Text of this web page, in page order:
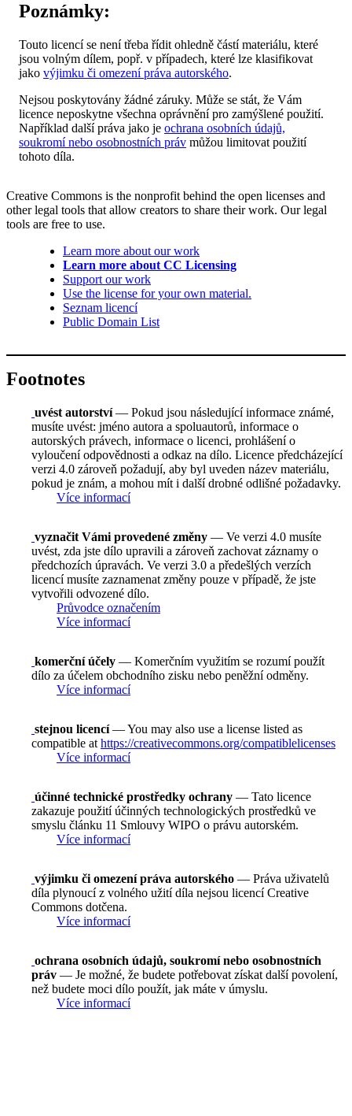
Poznámky:
Touto licencí se není třeba řídit ohledně částí materiálu, které
jsou volným dílem, popř. v případech, které lze klasifikovat
jako výjimku či omezení práva autorského.
Nejsou poskytovány žádné záruky. Může se stát, že Vám
licence neposkytne všechna oprávnění pro zamýšlené použití.
Například další práva jako je ochrana osobních údajů,
soukromí nebo osobnostních práv můžou limitovat použití
tohoto díla.
Creative Commons is the nonprofit behind the open licenses and
other legal tools that allow creators to share their work. Our legal
tools are free to use.
Learn more about our work
Learn more about CC Licensing
Support our work
Use the license for your own material.
Seznam licencí
Public Domain List
Footnotes
uvést autorství— Pokud jsou následující informace známé,
musíte uvést: jméno autora a spoluautorů, informace o
autorských právech, informace o licenci, prohlášení o
vyloučení odpovědnosti a odkaz na dílo. Licence předcházející
verzi 4.0 zároveň požadují, aby byl uveden název materiálu,
pokud je znám, a mohou mít i další drobné odlišné požadavky.
Více informací
vyznačit Vámi provedené změny — Ve verzi 4.0 musíte
uvést, zda jste dílo upravili a zároveň zachovat záznamy o
předchozích úpravách. Ve verzi 3.0 a předešlých verzích
licencí musíte zaznamenat změny pouze v případě, že jste
vytvořili odvozené dílo.
Průvodce označením
Více informací
komerční účely — Komerčním využitím se rozumí použít
dílo za účelem obchodního zisku nebo peněžní odměny.
Více informací
stejnou licencí— You may also use a license listed as
compatible at https://creativecommons.org/compatiblelicenses
Více informací
účinné technické prostředky ochrany — Tato licence
zakazuje použití účinných technologických prostředků ve
smyslu článku 11 Smlouvy WIPO o právu autorském.
Více informací
výjimku či omezení práva autorského — Práva uživatelů
díla plynoucí z volného užití díla nejsou licencí Creative
Commons dotčena.
Více informací
ochrana osobních údajů, soukromí nebo osobnostních
práv — Je možné, že budete potřebovat získat další povolení,
než budete moci dílo použít, jak máte v úmyslu.
Více informací